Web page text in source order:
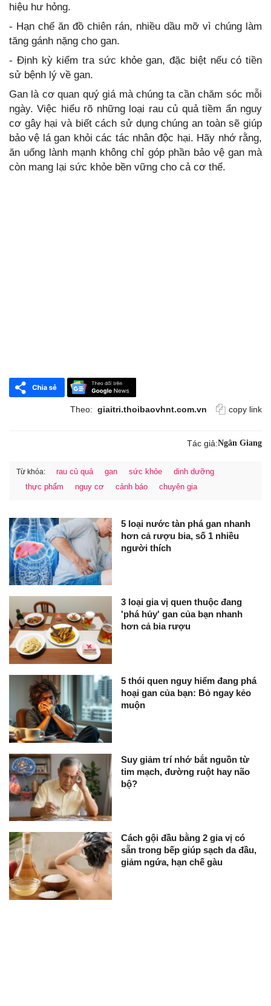
hiệu hư hỏng.
- Hạn chế ăn đồ chiên rán, nhiều dầu mỡ vì chúng làm
tăng gánh nặng cho gan.
- Định kỳ kiểm tra sức khỏe gan, đặc biệt nếu có tiền
sử bệnh lý về gan.
Gan là cơ quan quý giá mà chúng ta cần chăm sóc mỗi
ngày. Việc hiểu rõ những loại rau củ quả tiềm ẩn nguy
cơ gây hại và biết cách sử dụng chúng an toàn sẽ giúp
bảo vệ lá gan khỏi các tác nhân độc hại. Hãy nhớ rằng,
ăn uống lành mạnh không chỉ góp phần bảo vệ gan mà
còn mang lại sức khỏe bền vững cho cả cơ thể.
Theo: giaitri.thoibaovhnt.com.vn copy link
Tác giả:Ngân Giang
Từ khóa: rau củ quả gan sức khỏe
dinh dưỡng
thực phẩm
nguy cơ cảnh báo chuyên gia
5 loại nước tàn phá gan nhanh
hơn cả rượu bia, số 1 nhiều
người thích
3 loại gia vị quen thuộc đang
'phá hủy' gan của bạn nhanh
hơn cả bia rượu
5 thói quen nguy hiểm đang phá
hoại gan của bạn: Bỏ ngay kẻo
muộn
Suy giảm trí nhớ bắt nguồn từ
tim mạch, đường ruột hay não
bộ?
Cách gội đầu bằng 2 gia vị có
sẵn trong bếp giúp sạch da đầu,
giảm ngứa, hạn chế gàu